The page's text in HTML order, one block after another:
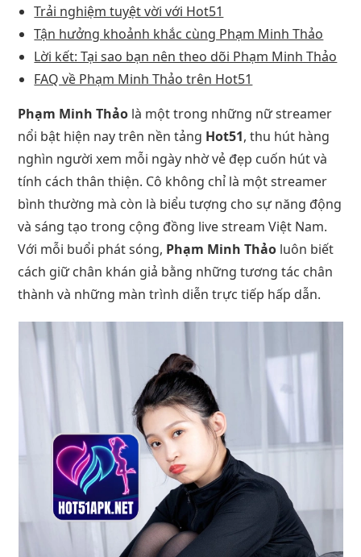
Trải nghiệm tuyệt vời với Hot51
Tận hưởng khoảnh khắc cùng Phạm Minh Thảo
Lời kết: Tại sao bạn nên theo dõi Phạm Minh Thảo
FAQ về Phạm Minh Thảo trên Hot51
Phạm Minh Thảo là một trong những nữ streamer
nổi bật hiện nay trên nền tảng Hot51, thu hút hàng
nghìn người xem mỗi ngày nhờ vẻ đẹp cuốn hút và
tính cách thân thiện. Cô không chỉ là một streamer
bình thường mà còn là biểu tượng cho sự năng động
và sáng tạo trong cộng đồng live stream Việt Nam.
Với mỗi buổi phát sóng, Phạm Minh Thảo luôn biết
cách giữ chân khán giả bằng những tương tác chân
thành và những màn trình diễn trực tiếp hấp dẫn.